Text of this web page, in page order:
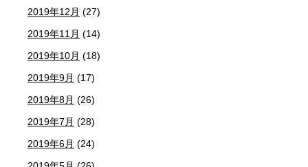
2019年12月 (27)
2019年11月 (14)
2019年10月 (18)
2019年9月 (17)
2019年8月 (26)
2019年7月 (28)
2019年6月 (24)